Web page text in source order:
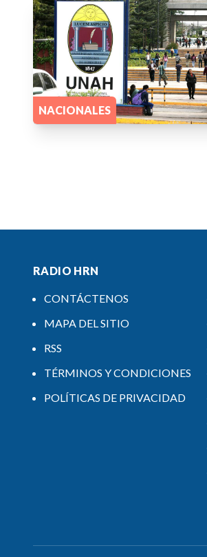
NACIONALES
RADIO HRN
CONTÁCTENOS
MAPA DEL SITIO
RSS
TÉRMINOS Y CONDICIONES
POLÍTICAS DE PRIVACIDAD